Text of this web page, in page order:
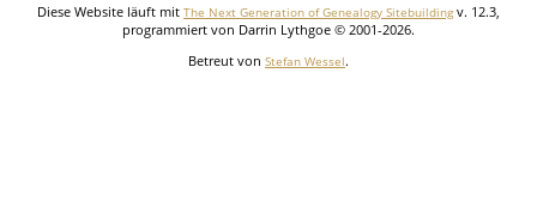
Diese Website läuft mit The Next Generation of Genealogy Sitebuilding v. 12.3,
programmiert von Darrin Lythgoe © 2001-2026.
Betreut von Stefan Wessel.